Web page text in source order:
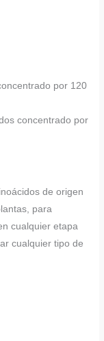
por 120
concentrado por
de origen
para
cualquier etapa
cualquier tipo de